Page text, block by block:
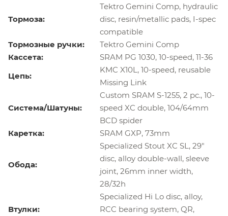
Тормоза:
Tektro Gemini Comp, hydraulic
disc, resin/metallic pads, I-spec
compatible
Тормозные ручки:
Tektro Gemini Comp
Кассета:
SRAM PG 1030, 10-speed, 11-36
Цепь:
KMC X10L, 10-speed, reusable
Missing Link
Система/Шатуны:
Custom SRAM S-1255, 2 pc., 10-
speed XC double, 104/64mm
BCD spider
Каретка:
SRAM GXP, 73mm
Обода:
Specialized Stout XC SL, 29"
disc, alloy double-wall, sleeve
joint, 26mm inner width,
28/32h
Втулки:
Specialized Hi Lo disc, alloy,
RCC bearing system, QR,